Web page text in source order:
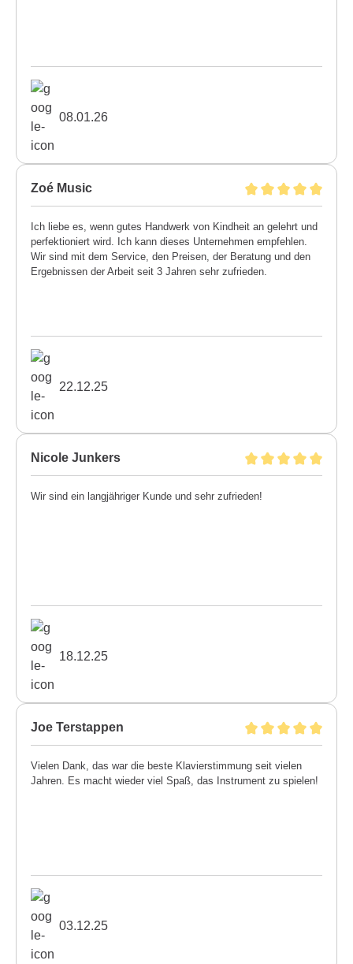
08.01.26
Zoé Music
Ich liebe es, wenn gutes Handwerk von Kindheit an gelehrt und
perfektioniert wird. Ich kann dieses Unternehmen empfehlen.
Wir sind mit dem Service, den Preisen, der Beratung und den
Ergebnissen der Arbeit seit 3 Jahren sehr zufrieden.
22.12.25
Nicole Junkers
Wir sind ein langjähriger Kunde und sehr zufrieden!
18.12.25
Joe Terstappen
Vielen Dank, das war die beste Klavierstimmung seit vielen
Jahren. Es macht wieder viel Spaß, das Instrument zu spielen!
03.12.25